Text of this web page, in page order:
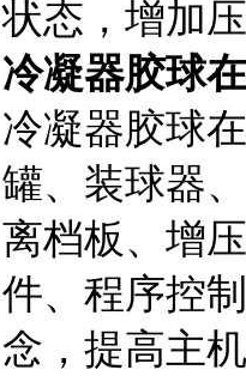
状态，增加
冷凝器胶球
冷凝器胶球
罐、装球器
离档板、增
件、程序控
念，提高主